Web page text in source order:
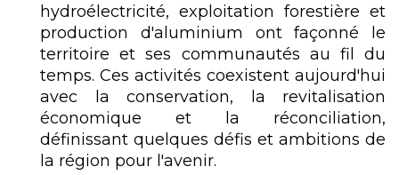
hydroélectricité, exploitation forestière et
production d'aluminium ont façonné le
territoire et ses communautés au fil du
temps. Ces activités coexistent aujourd'hui
avec la conservation, la revitalisation
économique et la réconciliation,
définissant quelques défis et ambitions de
la région pour l'avenir.